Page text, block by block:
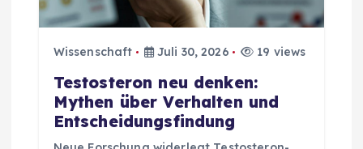
Wissenschaft Juli 30, 2026 19 views
Testosteron neu denken:
Mythen über Verhalten und
Entscheidungsfindung